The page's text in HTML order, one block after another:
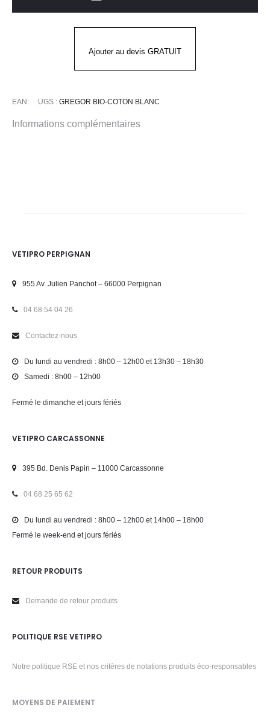
Homme
Ajouter au devis GRATUIT
EAN: UGS : GREGOR BIO-COTON BLANC
Informations complémentaires
VETIPRO PERPIGNAN
955 Av. Julien Panchot – 66000 Perpignan
04 68 54 04 26
Contactez-nous
Du lundi au vendredi : 8h00 – 12h00 et 13h30 – 18h30
Samedi : 8h00 – 12h00
Fermé le dimanche et jours fériés
VETIPRO CARCASSONNE
395 Bd. Denis Papin – 11000 Carcassonne
04 68 25 65 62
Du lundi au vendredi : 8h00 – 12h00 et 14h00 – 18h00
Fermé le week-end et jours fériés
RETOUR PRODUITS
Demande de retour produits
POLITIQUE RSE VETIPRO
Notre politique RSE et nos critères de notations produits éco-responsables
MOYENS DE PAIEMENT